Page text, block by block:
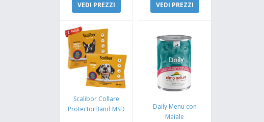
VEDI PREZZI VEDI PREZZI
Scalibor Collare
ProtectorBand MSD
Daily Menu con
Maiale